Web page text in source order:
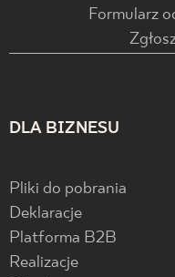
Formularz
DLA BIZNESU
Pliki do pobrania
Deklaracje
Platforma B2B
Realizacje